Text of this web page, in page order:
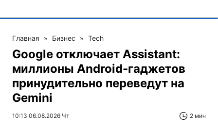
Главная » Бизнес » Tech
Google отключает Assistant:
миллионы Android-гаджетов
принудительно переведут на
Gemini
10:13 06.08.2026 Чт 2 мин